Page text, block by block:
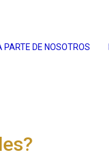
PARTE DE NOSOTROS